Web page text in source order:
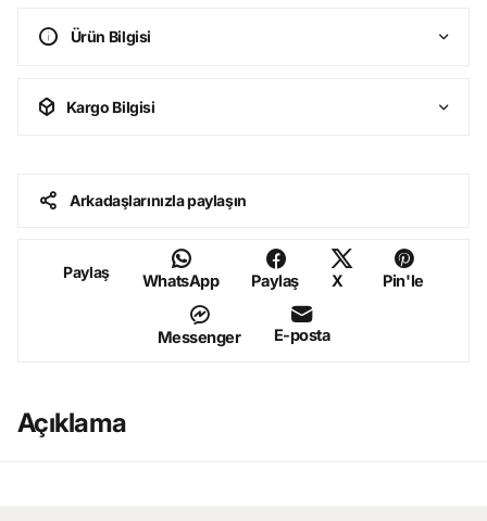
Ürün Bilgisi
Kargo Bilgisi
Arkadaşlarınızla paylaşın
Paylaş WhatsApp Paylaş X Pin'le
Messenger E-posta
Açıklama